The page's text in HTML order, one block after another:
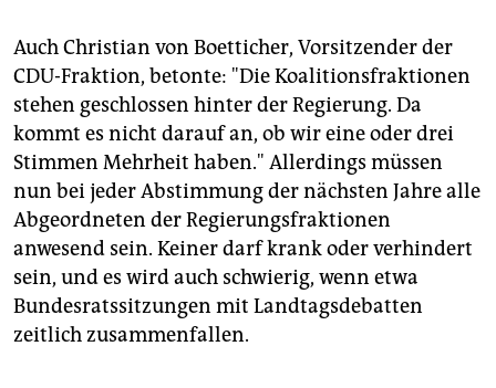
Vor dem Landesverfassungsgerichtist gegen diese
Verteilung eine Normenkontrollklage von Grünen und
SSW anhängig. Wann das Gericht entscheidet, ist
noch offen. Von der Entscheidung hängt ab, ob das
Regierungsbündnis von CDU und FDP kippt.
Auch Christian von Boetticher, Vorsitzender der
CDU-Fraktion, betonte: "Die Koalitionsfraktionen
stehen geschlossen hinter der Regierung. Da
kommt es nicht darauf an, ob wir eine oder drei
Stimmen Mehrheit haben." Allerdings müssen
nun bei jeder Abstimmung der nächsten Jahre alle
Abgeordneten der Regierungsfraktionen
anwesend sein. Keiner darf krank oder verhindert
sein, und es wird auch schwierig, wenn etwa
Bundesratssitzungen mit Landtagsdebatten
zeitlich zusammenfallen.